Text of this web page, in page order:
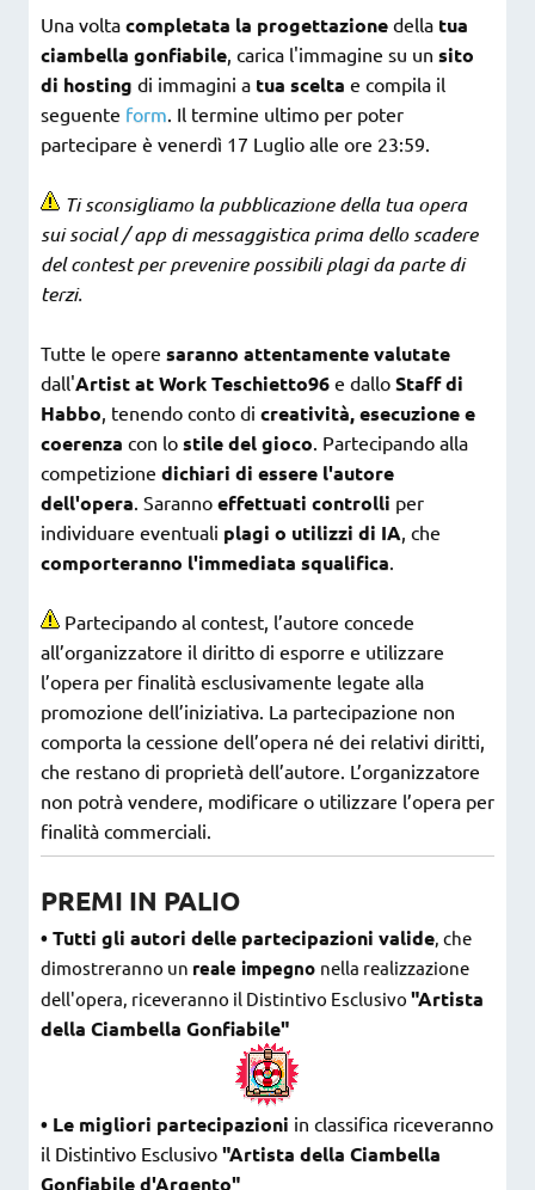
Una volta completata la progettazione della tua
ciambella gonfiabile , carica l'immagine su un sito
di hosting di immagini a tua scelta e compila il
seguente form . Il termine ultimo per poter
partecipare è venerdì 17 Luglio alle ore 23:59.
Ti sconsigliamo la pubblicazione della tua opera
sui social / app di messaggistica prima dello scadere
del contest per prevenire possibili plagi da parte di
terzi.
Tutte le opere saranno attentamente valutate
dall'Artist at Work Teschietto96 e dallo Staff di
Habbo , tenendo conto di creatività, esecuzione e
coerenza con lo stile del gioco . Partecipando alla
competizione dichiari di essere l'autore
dell'opera . Saranno effettuati controlli per
individuare eventuali plagi o utilizzi di IA , che
comporteranno l'immediata squalifica
Partecipando al contest, l’autore concede
all’organizzatore il diritto di esporre e utilizzare
l’opera per finalità esclusivamente legate alla
promozione dell’iniziativa. La partecipazione non
comporta la cessione dell’opera né dei relativi diritti,
che restano di proprietà dell’autore. L’organizzatore
non potrà vendere, modificare o utilizzare l’opera per
finalità commerciali.
PREMI IN PALIO
• Tutti gli autori delle partecipazioni valide, che
dimostreranno un reale impegno nella realizzazione
dell'opera, riceveranno il Distintivo Esclusivo "Artista
della Ciambella Gonfiabile"
• Le migliori partecipazioni in classifica riceveranno
il Distintivo Esclusivo "Artista della Ciambella
Gonfiabile d'Argento"